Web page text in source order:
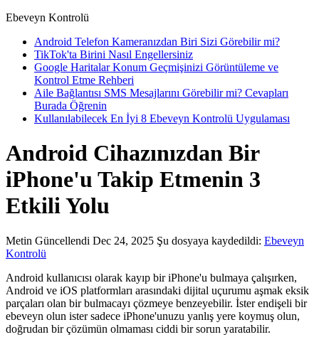
Ebeveyn Kontrolü
Android Telefon Kameranızdan Biri Sizi Görebilir mi?
TikTok'ta Birini Nasıl Engellersiniz
Google Haritalar Konum Geçmişinizi Görüntüleme ve
Kontrol Etme Rehberi
Aile Bağlantısı SMS Mesajlarını Görebilir mi? Cevapları
Burada Öğrenin
Kullanılabilecek En İyi 8 Ebeveyn Kontrolü Uygulaması
Android Cihazınızdan Bir
iPhone'u Takip Etmenin 3
Etkili Yolu
Metin Güncellendi Dec 24, 2025 Şu dosyaya kaydedildi: Ebeveyn
Kontrolü
Android kullanıcısı olarak kayıp bir iPhone'u bulmaya çalışırken,
Android ve iOS platformları arasındaki dijital uçurumu aşmak eksik
parçaları olan bir bulmacayı çözmeye benzeyebilir. İster endişeli bir
ebeveyn olun ister sadece iPhone'unuzu yanlış yere koymuş olun,
doğrudan bir çözümün olmaması ciddi bir sorun yaratabilir.